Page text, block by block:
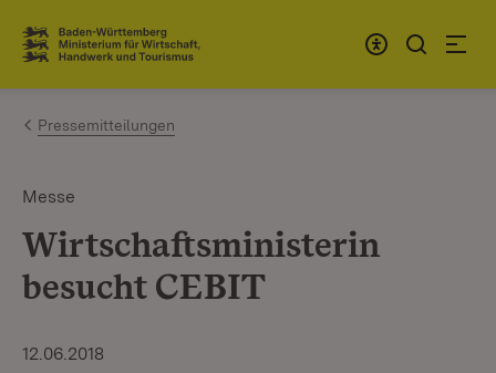
Zum Inhalt springen
Link zur Startseite
Pressemitteilungen
Messe
Wirtschaftsministerin
besucht CEBIT
12.06.2018